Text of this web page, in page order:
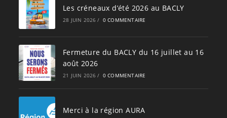
Les créneaux d’été 2026 au BACLY
28 JUIN 2026 / 0 COMMENTAIRE
Fermeture du BACLY du 16 juillet au 16
août 2026
21 JUIN 2026 / 0 COMMENTAIRE
Merci à la région AURA